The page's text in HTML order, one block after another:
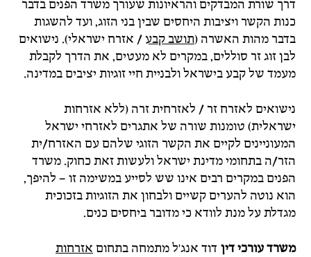
דרך שורת המבדקים והראיונות שעורך משרד הפנים בדבר
כנות הקשר ויציבות היחסים שבין בני הזוג, ועד להשגות
בדבר מהות האשרה (תושב קבע/ אזרח ישראלי). נישואים
לבן זוג זר סוללים, במקרים לא מעטים, את הדרך לקבלת
מעמד של קבע בישראל ולבניית חיי זוגיות יציבים במדינה.
נישואים לאזרח זר / לאזרחית זרה (ללא אזרחות
ישראלית) טומנות שורה של אתגרים לאזרחי ישראל
המעוניינים לקיים את הקשר הזוגי שלהם עם האזרח/ית
הזר/ה בתחומי מדינת ישראל ולעשות זאת כחוק. משרד
הפנים במקרים רבים אינו שש לסייע במשימה זו – להיפך,
הוא נוטה להערים קשיים ולבחון את הזוגיות בזכוכית
מגדלת על מנת לוודא כי מדובר ביחסים כנים.
משרד עורכי דין דוד אנג'ל מתמחה בתחום אזרחות